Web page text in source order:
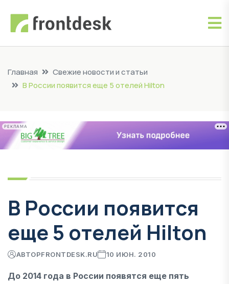
Главная
Свежие новости и статьи
В России появится еще 5 отелей Hilton
РЕКЛАМА
В России появится
еще 5 отелей Hilton
АВТОРFRONTDESK.RU 10 ИЮН. 2010
До 2014 года в России появятся еще пять